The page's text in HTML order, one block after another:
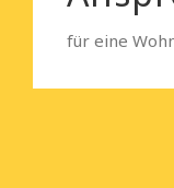
für eine